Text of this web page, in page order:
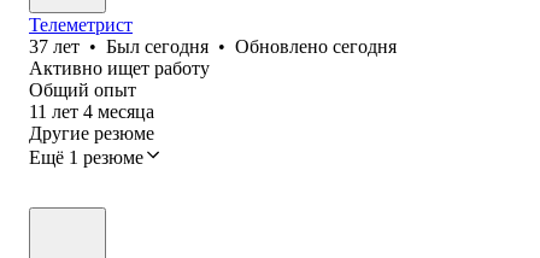
Телеметрист
37 лет • Был сегодня • Обновлено сегодня
Активно ищет работу
Общий опыт
11 лет 4 месяца
Другие резюме
Ещё 1 резюме